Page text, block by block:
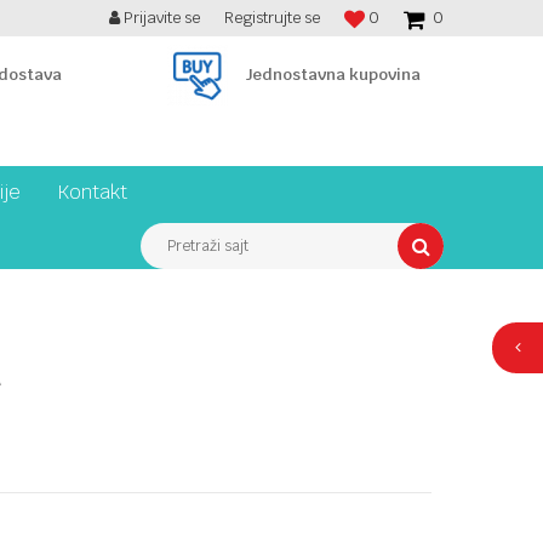
BESPLATNA ISPORUKA PREKO 7900 din! 0
0
Prijavite se Registrujte se
Jednostavna kupovina
Kontakt
Pretraži sajt